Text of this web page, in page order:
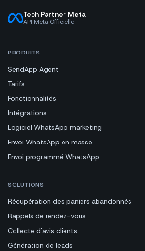
Tech Partner Meta
API Meta Officielle
PRODUITS
SendApp Agent
Tarifs
Fonctionnalités
Intégrations
Logiciel WhatsApp marketing
Envoi WhatsApp en masse
Envoi programmé WhatsApp
SOLUTIONS
Récupération des paniers abandonnés
Rappels de rendez-vous
Collecte d'avis clients
Génération de leads